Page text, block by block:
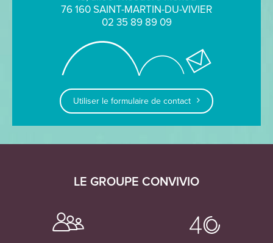
76 160 SAINT-MARTIN-DU-VIVIER
02 35 89 89 09
Utiliser le formulaire de contact
LE GROUPE CONVIVIO